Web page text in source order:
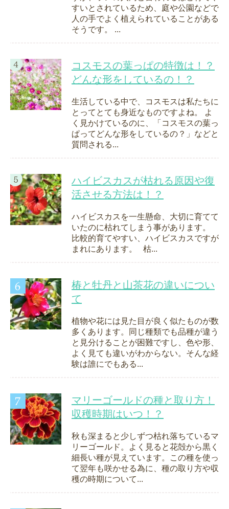
すいとされているため、庭や公園などで
人の手でよく植えられていることがある
そうです。 ...
コスモスの葉っぱの特徴は！？
どんな形をしているの！？
生活している中で、コスモスは私たちに
とってとても身近なものですよね。 よ
く見かけているのに、「コスモスの葉っ
ぱってどんな形をしているの？」などと
質問される...
ハイビスカスが枯れる原因や復
活させる方法は！？
ハイビスカスを一生懸命、大切に育てて
いたのに枯れてしまう事があります。
比較的育てやすい、ハイビスカスですが
まれにあります。 枯...
椿と牡丹と山茶花の違いについ
て
植物や花には見た目が良く似たものが数
多くあります。同じ種類でも品種が違う
と見分けることが困難ですし、色や形、
よく見ても違いがわからない。そんな経
験は誰にでもある...
マリーゴールドの種と取り方！
収穫時期はいつ！？
秋も深まると少しずつ枯れ落ちているマ
リーゴールド。よく見ると花殻から黒く
細長い種が見えています。この種を使っ
て翌年も咲かせる為に、種の取り方や収
穫の時期について...